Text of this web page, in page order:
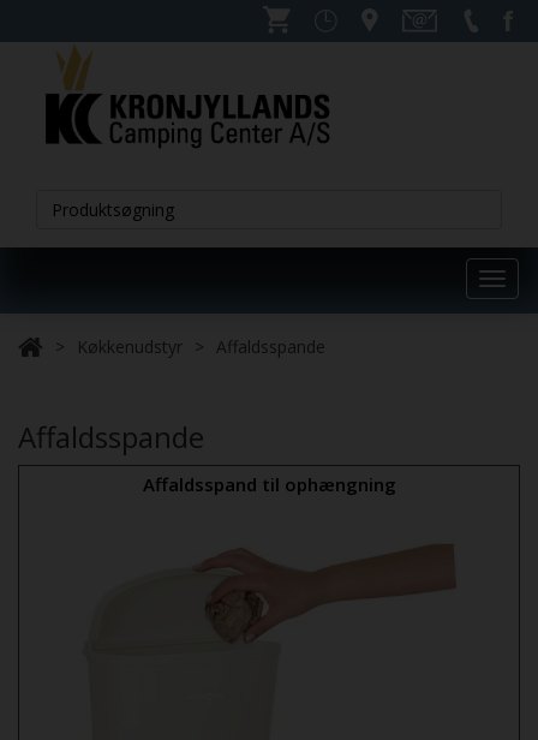
Køkkenudstyr
Affaldsspande
Affaldsspande
Affaldsspand til ophængning